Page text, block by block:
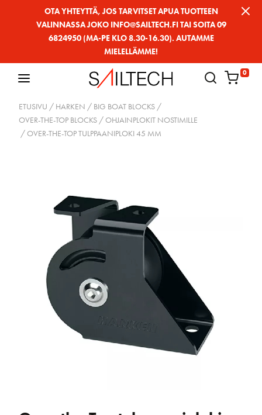
OTA YHTEYTTÄ, JOS TARVITSET APUA TUOTTEEN
VALINNASSA JOKO INFO@SAILTECH.FI TAI SOITA 09
6824950 (MA-PE KLO 8.30-16.30). AUTAMME
MIELELLÄMME!
0
ETUSIVU / HARKEN / BIG BOAT BLOCKS /
OVER-THE-TOP BLOCKS / OHJAINPLOKIT NOSTIMILLE
/ OVER-THE-TOP TULPPAANIPLOKI 45 MM